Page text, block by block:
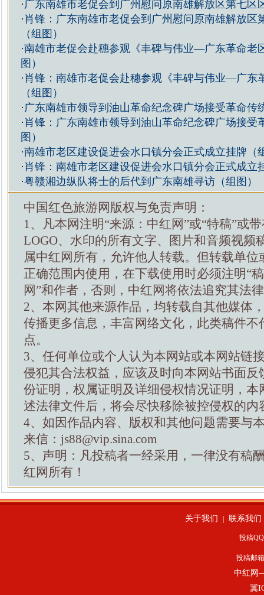
· 广东南雄市老促会到广州慰问原南雄解放区第七区
· 肖锋：广东南雄市老促会到广州慰问原南雄解放区
（组图）
·南雄市老促会赴穗参观《丰碑与伟业—广东革命老
图）
· 肖锋：南雄市老促会赴穗参观《丰碑与伟业—广东
（组图）
· 广东南雄市领导到油山革命纪念碑广场接受革命传
· 肖锋：广东南雄市领导到油山革命纪念碑广场接受
图）
·南雄市老区建设促进会水口镇分会正式成立挂牌（
· 肖锋：南雄市老区建设促进会水口镇分会正式成立
·粤赣湘边纵队将士的后代到广东南雄寻访（组图）
中国红色旅游网版权与免责声明：
1、凡本网注明“来源：中红网”或“特稿”或
LOGO、水印的所有文字、图片和音频视频
属中红网所有，允许他人转载。但转载单位
正确范围内使用，在下载使用时必须注明“
网”和作者，否则，中红网将依法追究其法
2、本网其他来源作品，均转载自其他媒体
传播更多信息，丰富网络文化，此类稿件不
点。
3、任何单位或个人认为本网站或本网站链
侵犯其合法权益，应该及时向本网站书面反
份证明，权属证明及详细侵权情况证明，本
述法律文件后，将会尽快移除被控侵权的内
4、如因作品内容、版权和其他问题需要与
来信：js88@vip.sina.com
5、声明：凡投稿者一经采用，一律没有稿
红网所有！
关于我们 联系我们
投稿
投稿邮
中红网
冀